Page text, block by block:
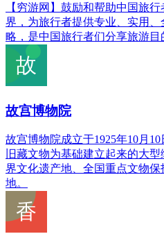
【穷游网】鼓励和帮助中国旅
界，为旅行者提供专业、实用
略，是中国旅行者们分享旅游目
故宫博物院
故宫博物院成立于1925年10月
旧藏文物为基础建立起来的大
界文化遗产地、全国重点文物
地。